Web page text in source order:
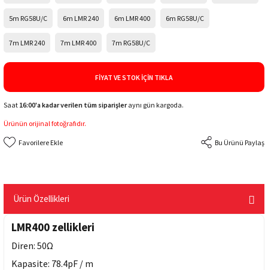
5m RG58U/C 6m LMR 240 6m LMR 400 6m RG58U/C
7m LMR 240 7m LMR 400 7m RG58U/C
FIYAT VE STOK İÇIN TIKLA
Saat 16:00'a kadar verilen tüm siparişleraynı gün kargoda.
Ürünün orijinal fotoğrafıdır.
Bu Ürünü Paylaş
Ürün Özellikleri
LMR400 zellikleri
Diren: 50Ω
Kapasite: 78.4pF / m